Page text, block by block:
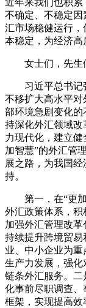
不确定、不稳定
汇市场稳健运行
本稳定，为经济高
女士们，先生
习近平总书
不移扩大高水平
部环境急剧变化
持深化外汇领域
力现代化，建立
加智慧”的外汇管
展之路，为我国
持。
第一，在“更
外汇政策体系，
加强外汇管理改革
持续提升跨境贸
业、中小企业为
生产力发展，强
链条外汇服务。
化事前尽职调查
框架，实现提高